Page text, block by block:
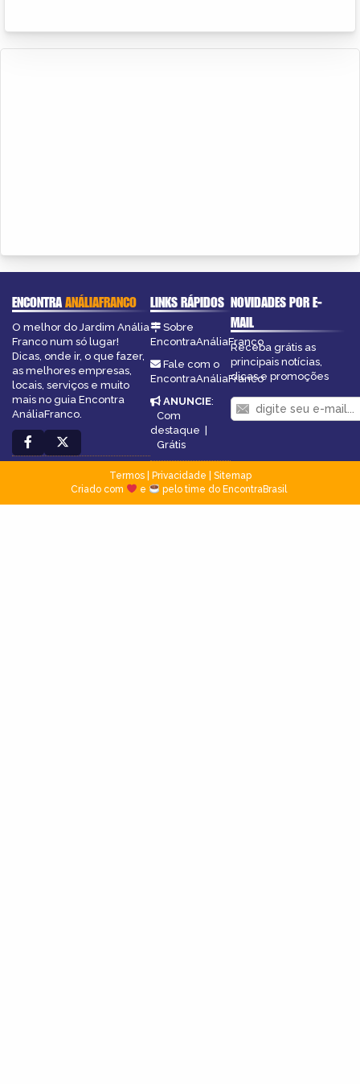
ENCONTRAANÁLIAFRANCO
O melhor do Jardim Anália
Franco num só lugar!
Dicas, onde ir, o que fazer,
as melhores empresas,
locais, serviços e muito
mais no guia Encontra
AnáliaFranco.
LINKS RÁPIDOS
Sobre
EncontraAnáliaFranco
Fale com o
EncontraAnáliaFranco
ANUNCIE:
Com
destaque |
Grátis
NOVIDADES POR E-
MAIL
Receba grátis as
principais notícias,
dicas e promoções
Termos| Privacidade
Sitemap
Criado com
e pelo time do EncontraBrasil